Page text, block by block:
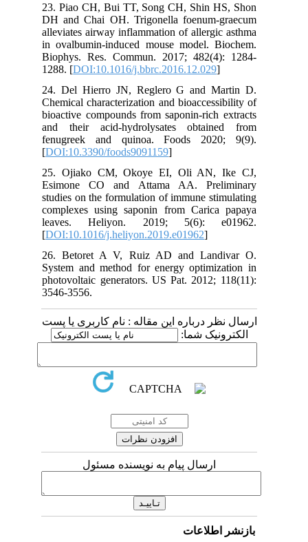
23. Piao CH, Bui TT, Song CH, Shin HS, Shon
DH and Chai OH. Trigonella foenum-graecum
alleviates airway inflammation of allergic asthma
in ovalbumin-induced mouse model. Biochem.
Biophys. Res. Commun. 2017; 482(4): 1284-
1288. [DOI:10.1016/j.bbrc.2016.12.029
24. Del Hierro JN, Reglero G and Martin D.
Chemical characterization and bioaccessibility of
bioactive compounds from saponin‐rich extracts
and their acid‐hydrolysates obtained from
fenugreek and quinoa. Foods 2020; 9(9).
[DOI:10.3390/foods9091159
25. Ojiako CM, Okoye EI, Oli AN, Ike CJ,
Esimone CO and Attama AA. Preliminary
studies on the formulation of immune stimulating
complexes using saponin from Carica papaya
leaves. Heliyon. 2019; 5(6): e01962.
[DOI:10.1016/j.heliyon.2019.e01962
26. Betoret A V, Ruiz AD and Landivar O.
System and method for energy optimization in
photovoltaic generators. US Pat. 2012; 118(11):
3546-3556.
ارسال نظر درباره این مقاله : نام کاربری یا پست
الکترونیک شما:
ارسال پیام به نویسنده مسئول
بازنشر اطلاعات